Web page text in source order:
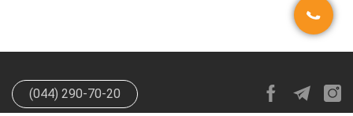
(044) 290-70-20